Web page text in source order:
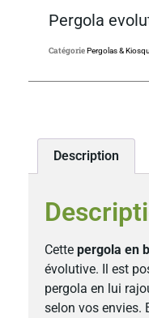
Pergola
CatégoriePergolas &
Description
Cette pergola en
évolutive. Il est
pergola en lui
selon vos envies.